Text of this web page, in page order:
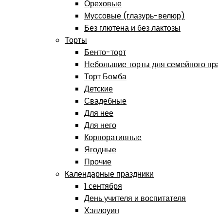
Ореховые
Муссовые (глазурь-велюр)
Без глютена и без лактозы
Торты
Бенто-торт
Небольшие торты для семейного
Торт Бомба
Детские
Свадебные
Для нее
Для него
Корпоративные
Ягодные
Прочие
Календарные праздники
1 сентября
День учителя и воспитателя
Хэллоуин